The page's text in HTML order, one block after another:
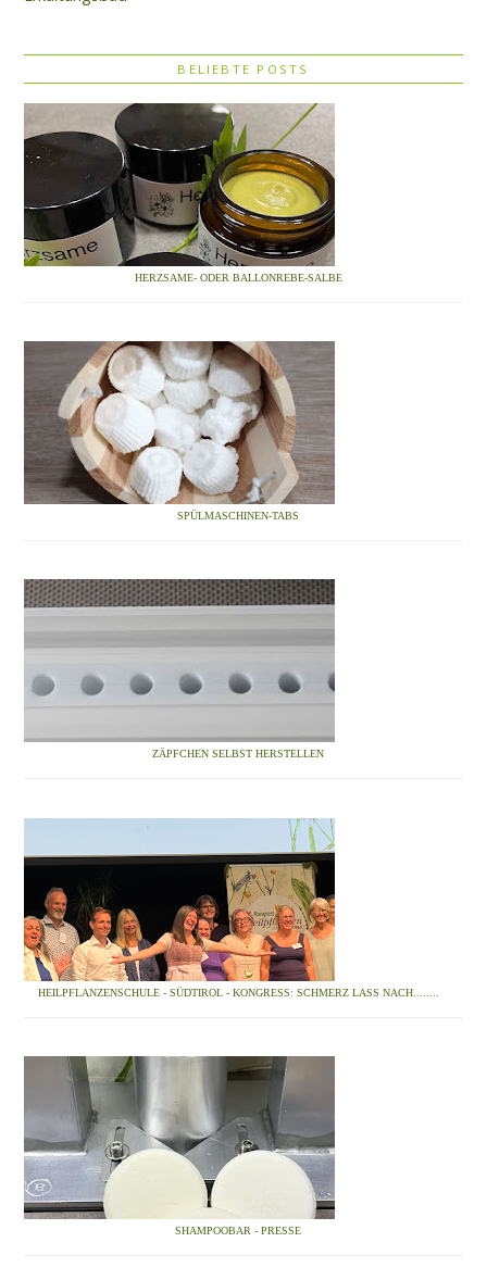
BELIEBTE POSTS
HERZSAME- ODER BALLONREBE-SALBE
SPÜLMASCHINEN-TABS
ZÄPFCHEN SELBST HERSTELLEN
HEILPFLANZENSCHULE - SÜDTIROL - KONGRESS: SCHMERZ LASS NACH........
SHAMPOOBAR - PRESSE